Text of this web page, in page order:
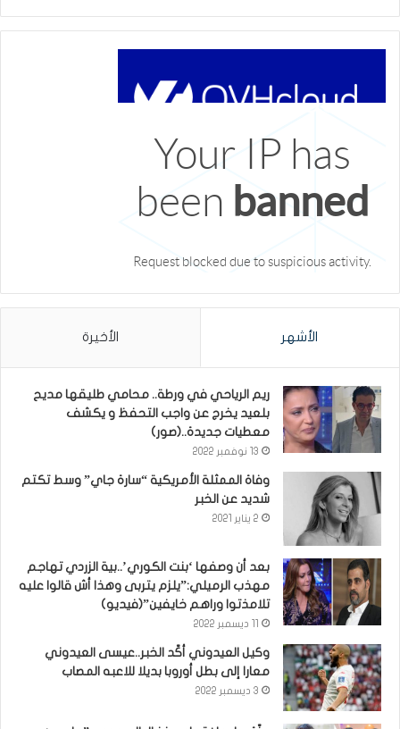
الأشهر الأخيرة
ريم الرياحي في ورطة.. محامي طليقها مديح
بلعيد يخرج عن واجب التحفظ و يكشف
معطيات جديدة..(صور)
13 نوفمبر 2022
وفاة الممثلة الأمريكية “سارة جاي” وسط تكتم
شديد عن الخبر
2 يناير 2021
بعد أن وصفها ‘بنت الكوري’..بية الزردي تهاجم
مهذب الرميلي:”يلزم يتربى وهذا أش قالوا عليه
تلامذتوا وراهم خايفين”(فيديو)
وكيل العيدوني أكّد الخبر..عيسى العيدوني
معارا إلى بطل أوروبا بديلا للاعبه المصاب
3 ديسمبر 2022